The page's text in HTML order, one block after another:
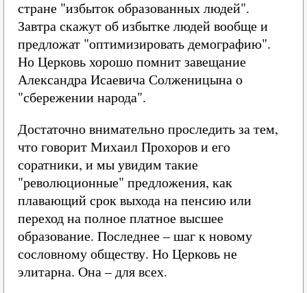
стране "избыток образованных людей".
Завтра скажут об избытке людей вообще и
предложат "оптимизировать демографию".
Но Церковь хорошо помнит завещание
Александра Исаевича Солженицына о
"сбережении народа".
Достаточно внимательно проследить за тем,
что говорит Михаил Прохоров и его
соратники, и мы увидим такие
"революционные" предложения, как
плавающий срок выхода на пенсию или
переход на полное платное высшее
образование. Последнее – шаг к новому
сословному обществу. Но Церковь не
элитарна. Она – для всех.